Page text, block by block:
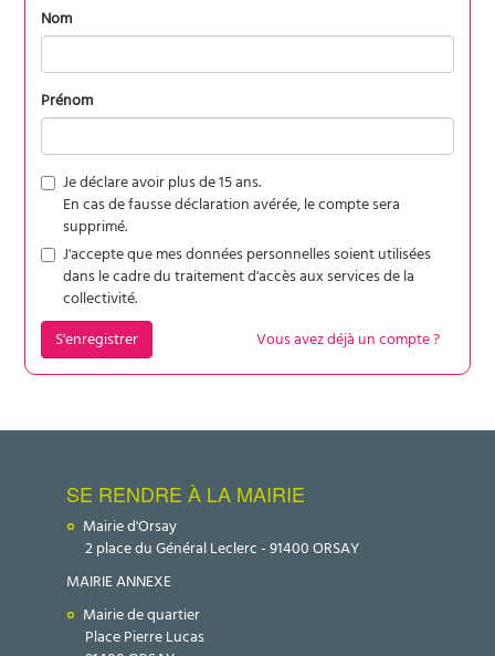
Nom
Prénom
Je déclare avoir plus de 15 ans.
En cas de fausse déclaration avérée, le compte sera
supprimé.
J'accepte que mes données personnelles soient utilisées
dans le cadre du traitement d'accès aux services de la
collectivité.
Vous avez déjà un compte ?
S'enregistrer
SE RENDRE À LA MAIRIE
Mairie d'Orsay
2 place du Général Leclerc - 91400 ORSAY
MAIRIE ANNEXE
Mairie de quartier
Place Pierre Lucas